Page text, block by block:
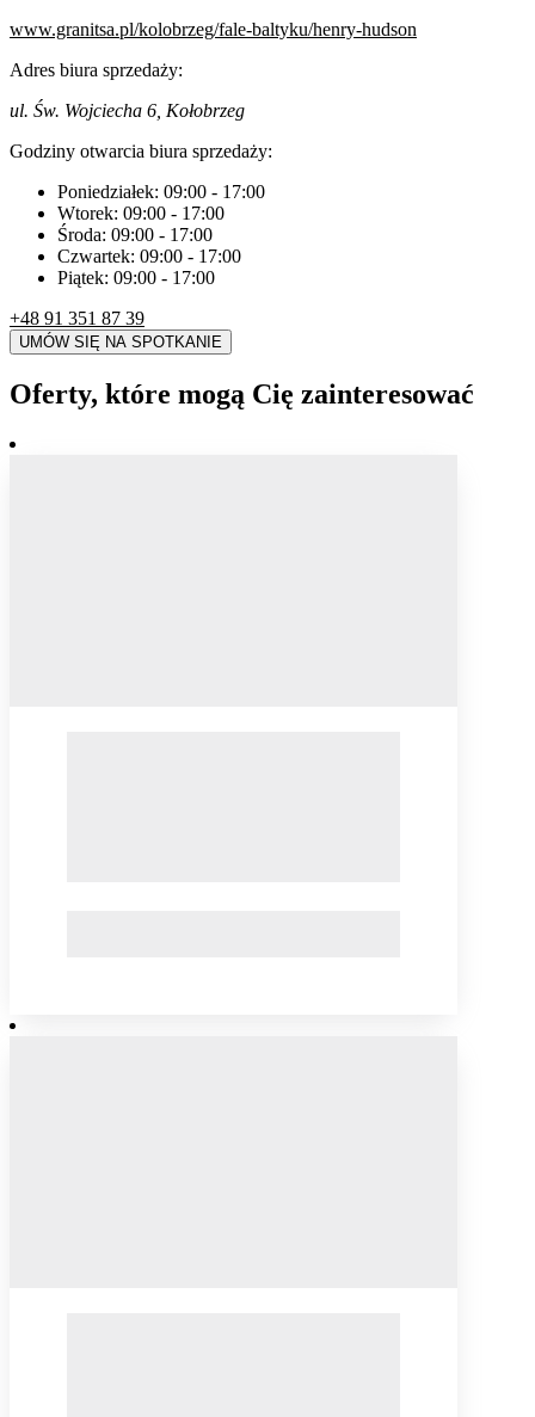
www.granitsa.pl/kolobrzeg/fale-baltyku/henry-hudson
Adres biura sprzedaży:
ul. Św. Wojciecha 6, Kołobrzeg
Godziny otwarcia biura sprzedaży:
Poniedziałek: 09:00 - 17:00
Wtorek: 09:00 - 17:00
Środa: 09:00 - 17:00
Czwartek: 09:00 - 17:00
Piątek: 09:00 - 17:00
+48 91 351 87 39
UMÓW SIĘ NA SPOTKANIE
Oferty, które mogą Cię zainteresować